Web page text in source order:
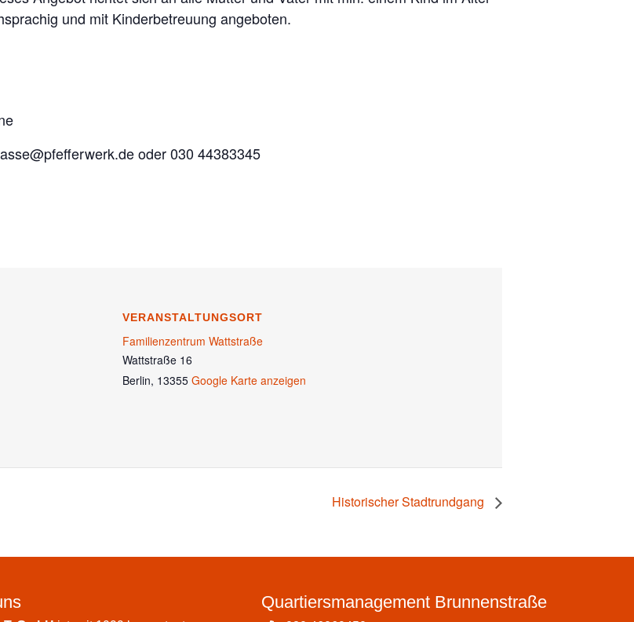
und mit Kinderbetreuung angeboten.
oder 030 44383345
VERANSTALTUNGSORT
Familienzentrum Wattstraße
Wattstraße 16
Berlin, 13355 Google Karte anzeigen
Historischer Stadtrundgang
Quartiersmanagement Brunnenstraße